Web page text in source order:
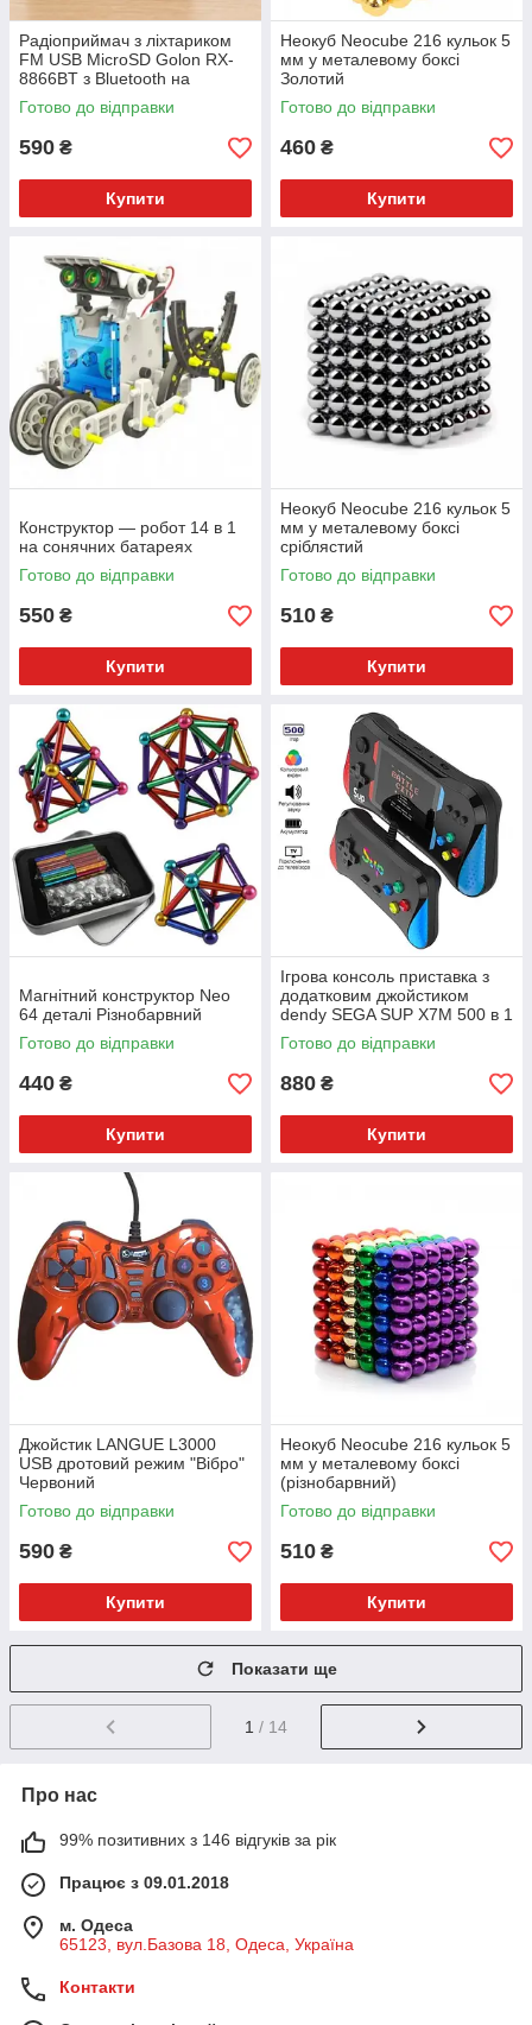
Радіоприймач з ліхтариком
FM USB MicroSD Golon RX-
8866BT з Bluetooth на
акумуляторі Золотий
Готово до відправки
590 ₴
Купити
Неокуб Neocube 216 кульок 5
мм у металевому боксі
Золотий
Готово до відправки
460 ₴
Купити
Конструктор — робот 14 в 1
на сонячних батареях
Готово до відправки
550 ₴
Купити
Неокуб Neocube 216 кульок 5
мм у металевому боксі
сріблястий
Готово до відправки
510 ₴
Купити
Магнітний конструктор Neo
64 деталі Різнобарвний
Готово до відправки
440 ₴
Купити
Ігрова консоль приставка з
додатковим джойстиком
dendy SEGA SUP X7M 500 в 1
Готово до відправки
880 ₴
Купити
Джойстик LANGUE L3000
USB дротовий режим "Вібро"
Червоний
Готово до відправки
590 ₴
Купити
Неокуб Neocube 216 кульок 5
мм у металевому боксі
(різнобарвний)
Готово до відправки
510 ₴
Купити
Показати ще
1 / 14
Про нас
99% позитивних з 146 відгуків за рік
Працює з 09.01.2018
м. Одеса
65123, вул.Базова 18, Одеса, Україна
Контакти